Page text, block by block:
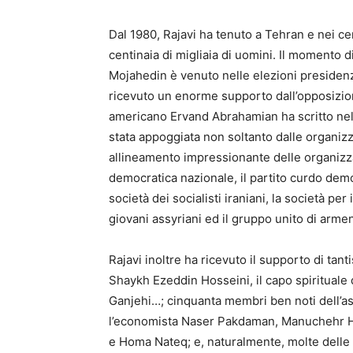
Dal 1980, Rajavi ha tenuto a Tehran e nei
centinaia di migliaia di uomini. Il momento
Mojahedin è venuto nelle elezioni
ricevuto un enorme supporto
americano Ervand Abrahamian ha scritto
stata appoggiata non soltanto dalle
allineamento impressionante delle
democratica nazionale, il partito curdo
società dei socialisti iraniani, la società
giovani assyriani ed il gruppo unito di
Rajavi inoltre ha ricevuto il supporto di
Shaykh Ezeddin Hosseini, il capo
Ganjehi…; cinquanta membri ben noti
l’economista Naser Pakdaman,
e Homa Nateq; e, naturalmente, molte